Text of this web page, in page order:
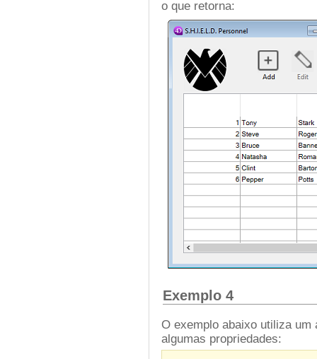
o que retorna:
Exemplo 4
O exemplo abaixo utiliza
algumas propriedades: